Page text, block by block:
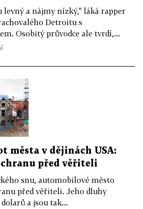
a nájmy nízký," láká rapper
Detroitu s
Osobitý průvodce ale tvrdí,...
města v dějinách USA:
před věřiteli
snu, automobilové město
před věřiteli. Jeho dluhy
a jsou tak...